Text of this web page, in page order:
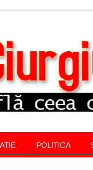
giurgiu, stiri
POLITICA